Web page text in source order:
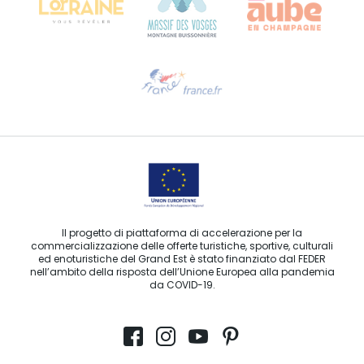
Contattaci per e-mail
Il progetto di piattaforma di accelerazione per la
commercializzazione delle offerte turistiche, sportive, culturali
ed enoturistiche del Grand Est è stato finanziato dal FEDER
nell’ambito della risposta dell’Unione Europea alla pandemia
da COVID-19.